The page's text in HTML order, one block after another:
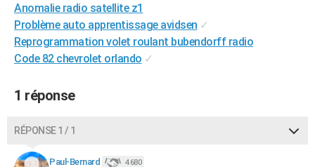
Alimentation
Guide de la santé
Maladies
Médicaments
Sommeil
VOYAGE
Destinations
City break
Voyage nature
Voyage de noces
Forum
Climat
+PHOTO
BONS PLANS
CARTE DE VOEUX
Carte de Noël
Carte Bonne année
Carte Saint-Valentin
Carte Pâques
Carte d'anniversaire
DICTIONNAIRE
Anomalie radio satellite z1
Problème auto apprentissage avidsen ✓
Reprogrammation volet roulant bubendorff radio
Code 82 chevrolet orlando ✓
1 réponse
RÉPONSE 1 / 1
Paul-Bernard 4 680